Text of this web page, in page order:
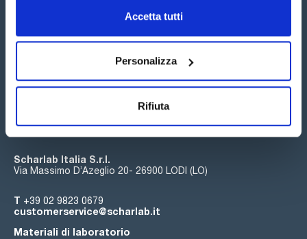
Accetta tutti
Personalizza
Rifiuta
Iscriviti alla Newsletter
Scharlab Italia S.r.l.
Via Massimo D’Azeglio 20- 26900 LODI (LO)
T +39 02 9823 0679
customerservice@scharlab.it
Materiali di laboratorio